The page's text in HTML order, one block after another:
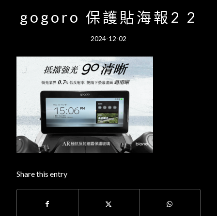
gogoro 保護貼海報2 2
2024-12-02
Share this entry